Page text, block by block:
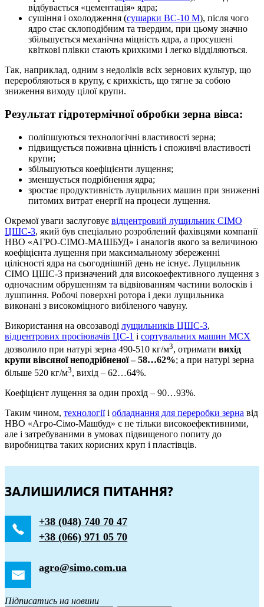
відбувається «цементація» ядра;
сушіння і охолодження (сушарки ВС-10 М), після чого
ядро стає склоподібним та твердим, при цьому значно
збільшується механічна міцність ядра, а просушені
квіткові плівки стають крихкими і легко відділяються.
Так, наприклад, одним з недоліків всіх зернових культур, що
переробляються в крупу, є крихкість, що тягне за собою
зниження виходу цілої крупи.
Результат гідротермічної обробки зерна вівса:
поліпшуються технологічні властивості зерна;
підвищується поживна цінність і споживчі властивості
крупи;
збільшуються коефіцієнти лущення;
зменшується подрібнення ядра;
зростає продуктивність лущильних машин при зниженні
питомих витрат енергії на процеси лущення.
Окремої уваги заслуговує відцентровий лущильник СІМО
ЦШС-3, який був спеціально розроблений фахівцями компанії
НВО «АГРО-СІМО-МАШБУД» і аналогів якого за величиною
коефіцієнта лущення при максимальному збереженні
цілісності ядра на сьогоднішній день не існує. Лущильник
СІМО ЦШС-3 призначений для високоефективного лущення з
одночасним обрушенням та відвіюванням частини волосків і
лушпиння. Робочі поверхні ротора і деки лущильника
виконані з високоміцного вибіленого чавуну.
Використання на овсозаводі лущильників ЦШС-3,
відцентрових просіювачів ЦС-1 і сортувальних машин МСХ
дозволило при натурі зерна 490-510 кг/м3, отримати вихід
крупи вівсяної неподрібненої – 58…62%; а при натурі зерна
більше 520 кг/м3, вихід – 62…64%.
Коефіцієнт лущення за один прохід – 90…93%.
Таким чином, технологіїі обладнання для переробки зерна від
НВО «Агро-Сімо-Машбуд» є не тільки високоефективними,
але і затребуваними в умовах підвищеного попиту до
виробництва таких корисних круп і пластівців.
ЗАЛИШИЛИСЯ ПИТАННЯ?
+38 (048) 740 70 47
+38 (066) 971 05 70
agro@simo.com.ua
Підписатись на новини